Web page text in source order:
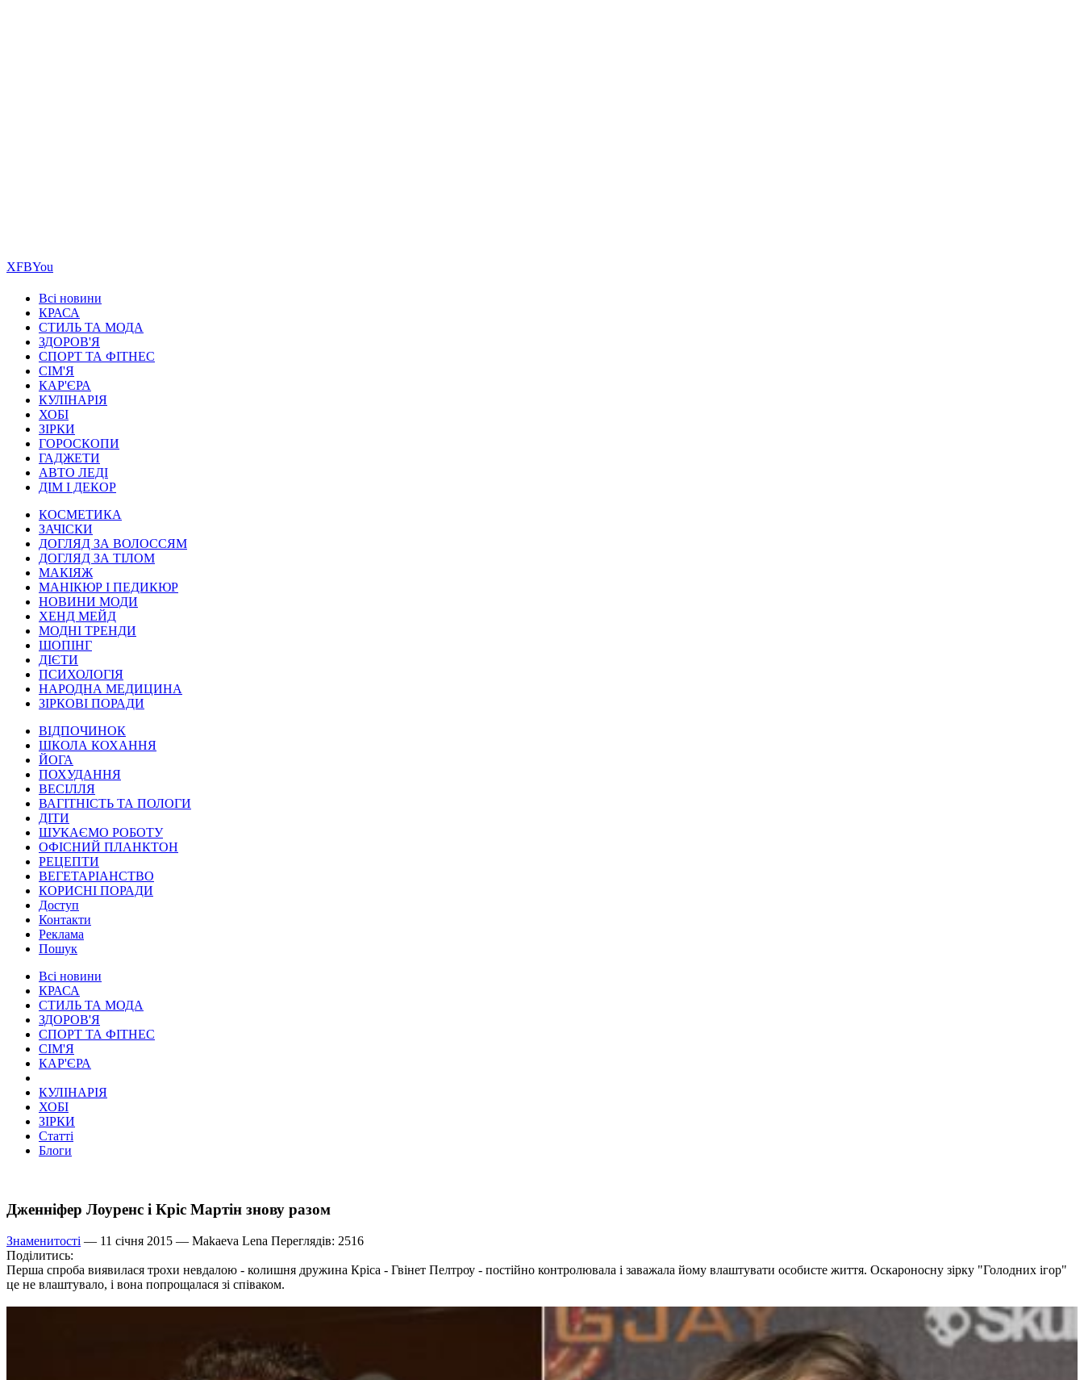
ХFBYou
Всі новини
КРАСА
СТИЛЬ ТА МОДА
ЗДОРОВ'Я
СПОРТ ТА ФІТНЕС
СІМ'Я
КАР'ЄРА
КУЛІНАРІЯ
ХОБІ
ЗІРКИ
ГОРОСКОПИ
ГАДЖЕТИ
АВТО ЛЕДІ
ДІМ І ДЕКОР
КОСМЕТИКА
ЗАЧІСКИ
ДОГЛЯД ЗА ВОЛОССЯМ
ДОГЛЯД ЗА ТІЛОМ
МАКІЯЖ
МАНІКЮР І ПЕДИКЮР
НОВИНИ МОДИ
ХЕНД МЕЙД
МОДНІ ТРЕНДИ
ШОПІНГ
ДІЄТИ
ПСИХОЛОГІЯ
НАРОДНА МЕДИЦИНА
ЗІРКОВІ ПОРАДИ
ВІДПОЧИНОК
ШКОЛА КОХАННЯ
ЙОГА
ПОХУДАННЯ
ВЕСІЛЛЯ
ВАГІТНІСТЬ ТА ПОЛОГИ
ДІТИ
ШУКАЄМО РОБОТУ
ОФІСНИЙ ПЛАНКТОН
РЕЦЕПТИ
ВЕГЕТАРІАНСТВО
КОРИСНІ ПОРАДИ
Доступ
Контакти
Реклама
Пошук
Всі новини
КРАСА
СТИЛЬ ТА МОДА
ЗДОРОВ'Я
СПОРТ ТА ФІТНЕС
СІМ'Я
КАР'ЄРА
КУЛІНАРІЯ
ХОБІ
ЗІРКИ
Статті
Блоги
Дженніфер Лоуренс і Кріс Мартін знову разом
Знаменитості — 11 січня 2015 — Makaeva Lena Переглядів: 2516
Поділитись:
Перша спроба виявилася трохи невдалою - колишня дружина Кріса - Гвінет Пелтроу - постійно контролювала і заважала йому влаштувати особисте життя. Оскароносну зірку "Голодних ігор"
це не влаштувало, і вона попрощалася зі співаком.